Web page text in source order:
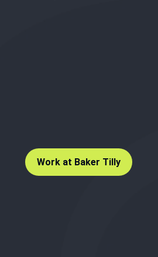
Work at Baker Tilly